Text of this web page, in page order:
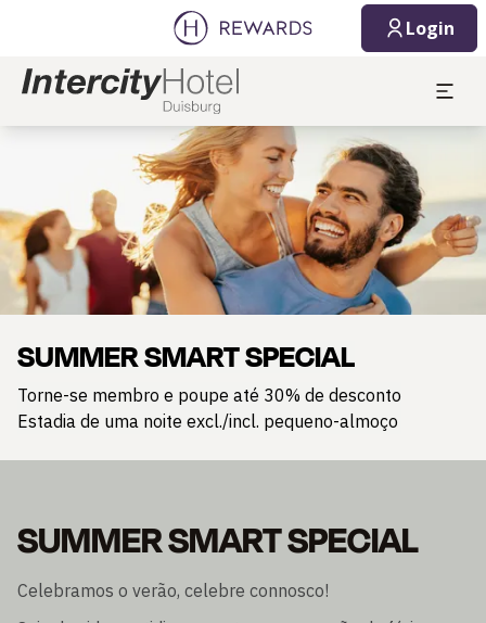
Login
SUMMER SMART SPECIAL
Torne-se membro e poupe até 30% de desconto
Estadia de uma noite excl./incl. pequeno-almoço
SUMMER SMART SPECIAL
Celebramos o verão, celebre connosco!